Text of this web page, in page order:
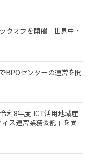
クオフを開催│世界中・
BPOセンターの運営を開
和8年度 ICT活用地域産
ス運営業務委託」を受